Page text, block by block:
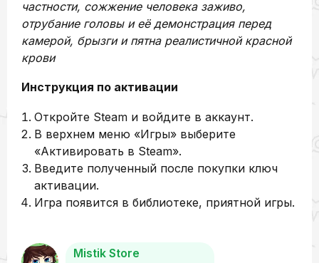
частности, сожжение человека заживо,
отрубание головы и её демонстрация перед
камерой, брызги и пятна реалистичной красной
крови
Инструкция по активации
Откройте Steam и войдите в аккаунт.
В верхнем меню «Игры» выберите
«Активировать в Steam».
Введите полученный после покупки ключ
активации.
Игра появится в библиотеке, приятной игры.
Mistik Store